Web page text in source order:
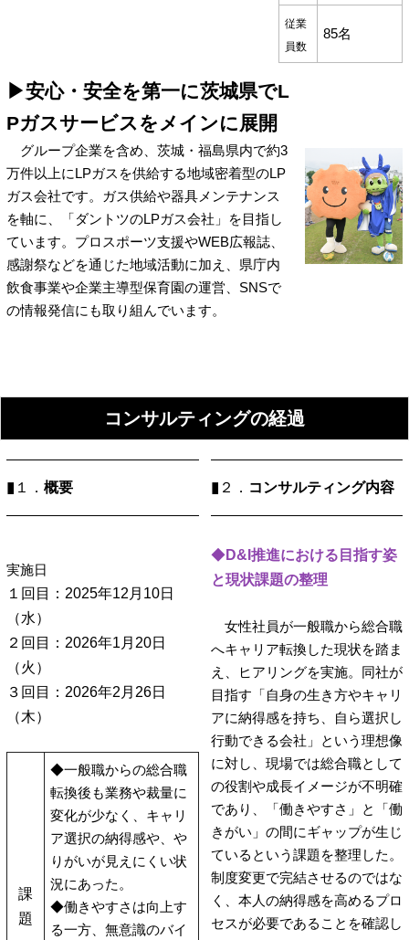
従業
員数
85名
▶安心・安全を第一に茨城県でL
Pガスサービスをメインに展開
グループ企業を含め、茨城・福島県内で約3
万件以上にLPガスを供給する地域密着型のLP
ガス会社です。ガス供給や器具メンテナンス
を軸に、「ダントツのLPガス会社」を目指し
ています。プロスポーツ支援やWEB広報誌、
感謝祭などを通じた地域活動に加え、県庁内
飲食事業や企業主導型保育園の運営、SNSで
の情報発信にも取り組んでいます。
コンサルティングの経過
▮ １． 概要 ▮ ２． コンサルティング内容
実施日
１回目：2025年12月10日
（水）
２回目：2026年1月20日
（火）
３回目：2026年2月26日
（木）
課
題
◆一般職からの総合職
転換後も業務や裁量に
変化が少なく、キャリ
ア選択の納得感や、や
りがいが見えにくい状
況にあった。
◆働きやすさは向上す
る一方、無意識のバイ
◆D&I推進における目指す姿
と現状課題の整理
女性社員が一般職から総合職
へキャリア転換した現状を踏ま
え、ヒアリングを実施。同社が
目指す「自身の生き方やキャリ
アに納得感を持ち、自ら選択し
行動できる会社」という理想像
に対し、現場では総合職として
の役割や成長イメージが不明確
であり、「働きやすさ」と「働
きがい」の間にギャップが生じ
ているという課題を整理した。
制度変更で完結させるのではな
く、本人の納得感を高めるプロ
セスが必要であることを確認し